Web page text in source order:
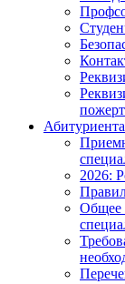
2026:
Общее